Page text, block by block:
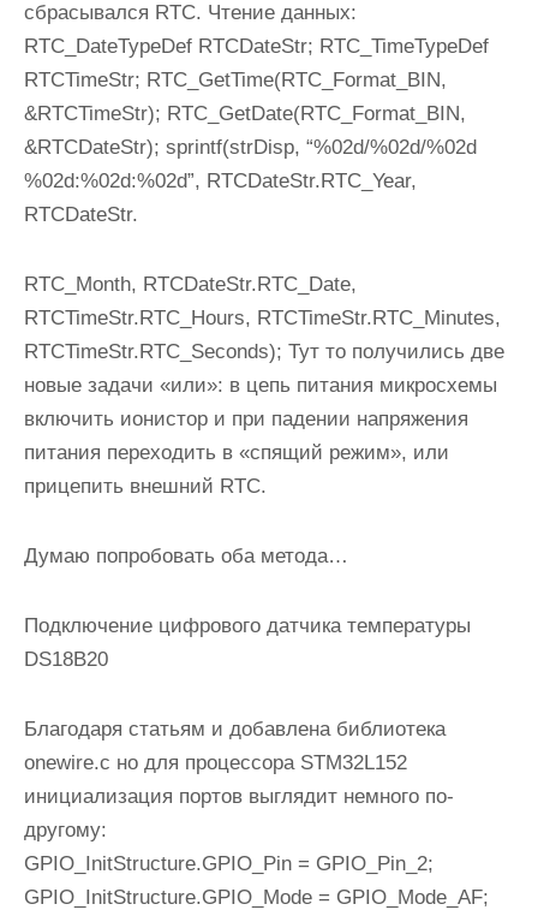
сбрасывался RTC. Чтение данных:
RTC_DateTypeDef RTCDateStr; RTC_TimeTypeDef
RTCTimeStr; RTC_GetTime(RTC_Format_BIN,
&RTCTimeStr); RTC_GetDate(RTC_Format_BIN,
&RTCDateStr); sprintf(strDisp, “%02d/%02d/%02d
%02d:%02d:%02d”, RTCDateStr.RTC_Year,
RTCDateStr.
RTC_Month, RTCDateStr.RTC_Date,
RTCTimeStr.RTC_Hours, RTCTimeStr.RTC_Minutes,
RTCTimeStr.RTC_Seconds); Тут то получились две
новые задачи «или»: в цепь питания микросхемы
включить ионистор и при падении напряжения
питания переходить в «спящий режим», или
прицепить внешний RTC.
Думаю попробовать оба метода…
Подключение цифрового датчика температуры
DS18B20
Благодаря статьям и добавлена библиотека
onewire.c но для процессора STM32L152
инициализация портов выглядит немного по-
другому:
GPIO_InitStructure.GPIO_Pin = GPIO_Pin_2;
GPIO_InitStructure.GPIO_Mode = GPIO_Mode_AF;